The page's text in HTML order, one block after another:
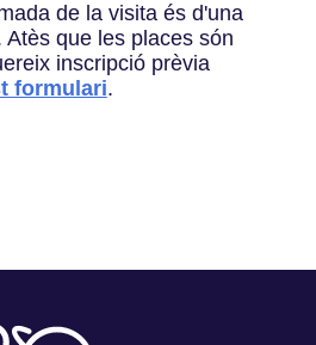
de la visita és d'una
Atès que les places són
inscripció prèvia
formulari.